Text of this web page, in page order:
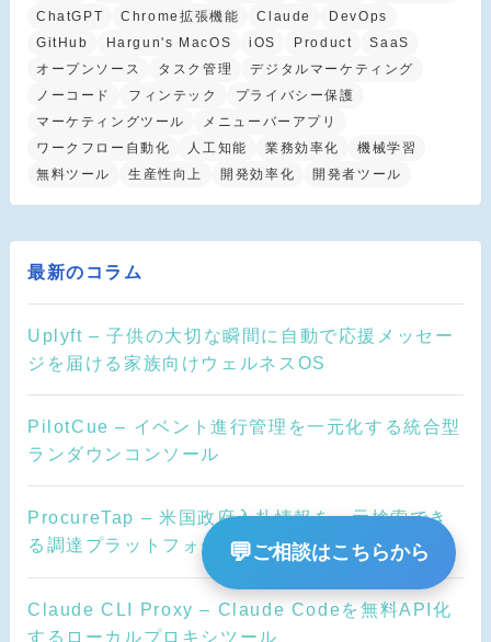
ChatGPT
Chrome拡張機能 Claude
DevOps
GitHub
Hargun's MacOS iOS Product
SaaS
オープンソース
タスク管理
デジタルマーケティング
ノーコード
フィンテック
プライバシー保護
マーケティングツール
メニューバーアプリ
ワークフロー自動化
人工知能 業務効率化
機械学習
無料ツール
生産性向上 開発効率化 開発者ツール
最新のコラム
Uplyft – 子供の大切な瞬間に自動で応援メッセー
ジを届ける家族向けウェルネスOS
PilotCue – イベント進行管理を一元化する統合型
ランダウンコンソール
ProcureTap – 米国政府入札情報を一元検索でき
る調達プラットフォーム
Claude CLI Proxy – Claude Codeを無料API化
するローカルプロキシツール
💬ご相談はこちらから